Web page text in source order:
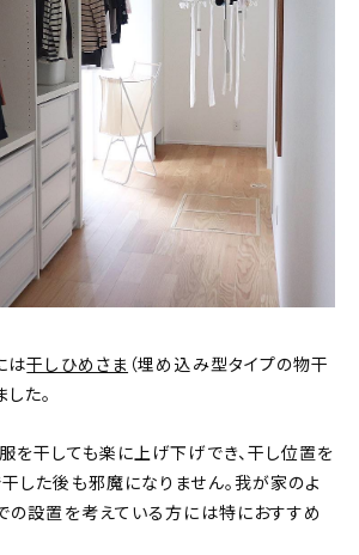
は干しひめさま （埋め込み型タイプの物干
た。
を干しても楽に上げ下げでき、干し位置を
した後も邪魔になりません。我が家のよ
の設置を考えている方には特におすすめ